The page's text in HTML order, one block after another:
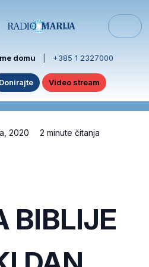
domu +385 1 2327000
Donirajte Video stream
2020 2 minute čitanja
BIBLIJE